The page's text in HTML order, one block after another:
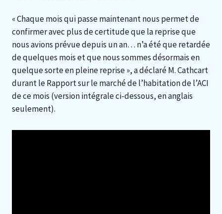
« Chaque mois qui passe maintenant nous permet de
confirmer avec plus de certitude que la reprise que
nous avions prévue depuis un an… n’a été que retardée
de quelques mois et que nous sommes désormais en
quelque sorte en pleine reprise », a déclaré M. Cathcart
durant le Rapport sur le marché de l’habitation de l’ACI
de ce mois (version intégrale ci-dessous, en anglais
seulement).